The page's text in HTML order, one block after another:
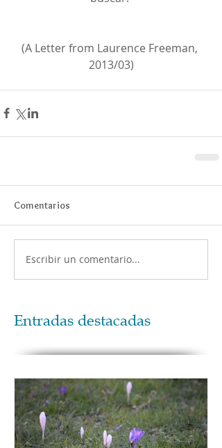
(A Letter from Laurence Freeman,
2013/03)
Comentarios
Escribir un comentario...
Entradas destacadas